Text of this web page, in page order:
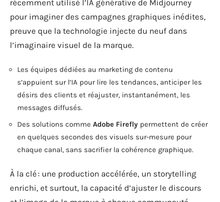
récemment utilisé l’IA générative de Midjourney
pour imaginer des campagnes graphiques inédites,
preuve que la technologie injecte du neuf dans
l’imaginaire visuel de la marque.
Les équipes dédiées au marketing de contenu
s’appuient sur l’IA pour lire les tendances, anticiper les
désirs des clients et réajuster, instantanément, les
messages diffusés.
Des solutions comme Adobe Firefly permettent de créer
en quelques secondes des visuels sur-mesure pour
chaque canal, sans sacrifier la cohérence graphique.
À la clé : une production accélérée, un storytelling
enrichi, et surtout, la capacité d’ajuster le discours